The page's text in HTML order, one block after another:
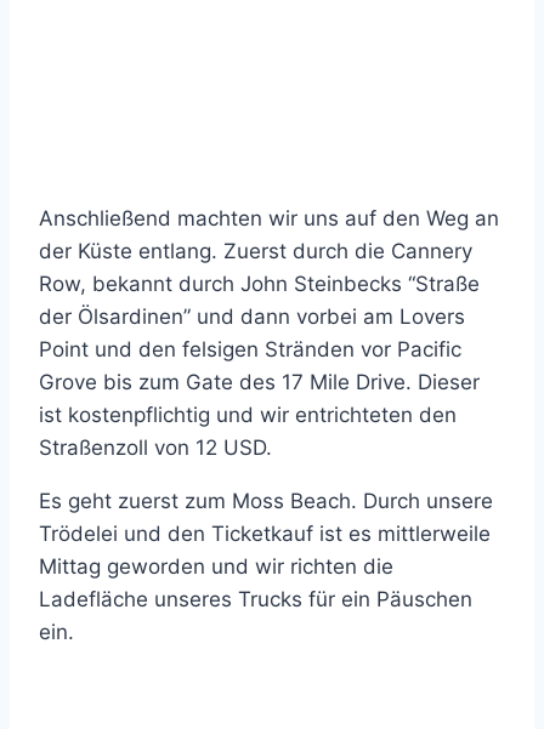
Anschließend machten wir uns auf den Weg an
der Küste entlang. Zuerst durch die Cannery
Row, bekannt durch John Steinbecks “Straße
der Ölsardinen” und dann vorbei am Lovers
Point und den felsigen Stränden vor Pacific
Grove bis zum Gate des 17 Mile Drive. Dieser
ist kostenpflichtig und wir entrichteten den
Straßenzoll von 12 USD.
Es geht zuerst zum Moss Beach. Durch unsere
Trödelei und den Ticketkauf ist es mittlerweile
Mittag geworden und wir richten die
Ladefläche unseres Trucks für ein Päuschen
ein.